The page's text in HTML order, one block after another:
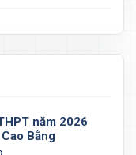
năm 2026
Bằng